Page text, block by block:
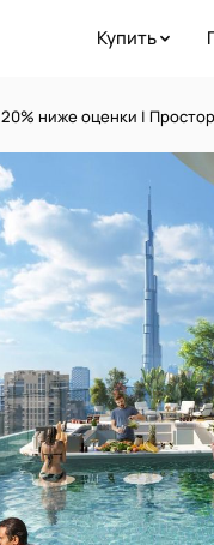
Купить
20% ниже оценки |